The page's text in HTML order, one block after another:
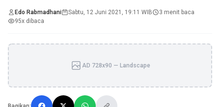
Edo Rabmadhani Sabtu, 12 Juni 2021, 19:11 WIB
3 menit baca
95x dibaca
AD 728x90 — Landscape